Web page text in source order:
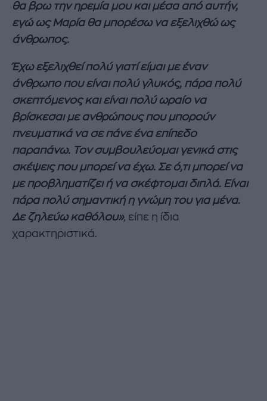
θα βρω την ηρεμία μου και μέσα από αυτήν,
εγώ ως Μαρία θα μπορέσω να εξελιχθώ ως
άνθρωπος.
Έχω εξελιχθεί πολύ γιατί είμαι με έναν
άνθρωπο που είναι πολύ γλυκός, πάρα πολύ
σκεπτόμενος και είναι πολύ ωραίο να
βρίσκεσαι με ανθρώπους που μπορούν
πνευματικά να σε πάνε ένα επίπεδο
παραπάνω. Τον συμβουλεύομαι γενικά στις
σκέψεις που μπορεί να έχω. Σε ό,τι μπορεί να
με προβληματίζει ή να σκέφτομαι διπλά. Είναι
πάρα πολύ σημαντική η γνώμη του για μένα.
Δε ζηλεύω καθόλου», είπε η ίδια
χαρακτηριστικά.